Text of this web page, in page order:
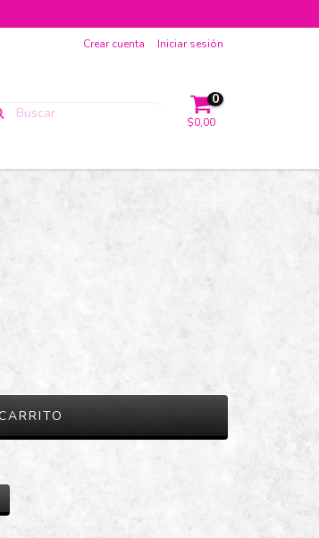
Crear cuenta Iniciar sesión
0
$0,00